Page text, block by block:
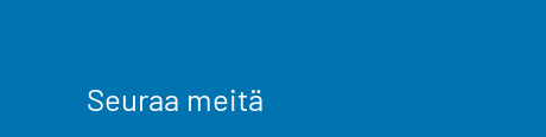
Seuraa meitä